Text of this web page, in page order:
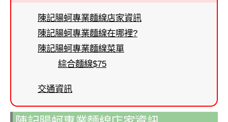
陳記腸蚵專業麵線店家資訊
陳記腸蚵專業麵線在哪裡?
陳記腸蚵專業麵線菜單
綜合麵線$75
交通資訊